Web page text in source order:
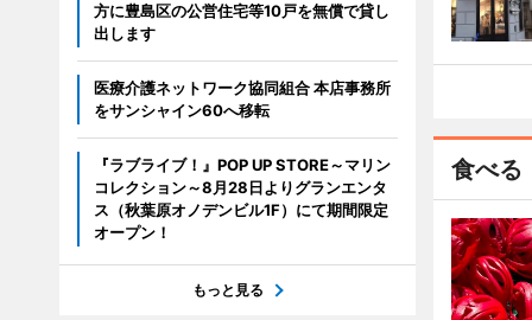
食べる
方に豊島区の公営住宅等10戸を無償で貸し
出します
医療介護ネットワーク協同組合 本店事務所
をサンシャイン60へ移転
『ラブライブ！』POP UP STORE～マリン
コレクション～8月28日よりグランエンタ
ス（秋葉原オノデンビル1F）にて期間限定
オープン！
もっと見る